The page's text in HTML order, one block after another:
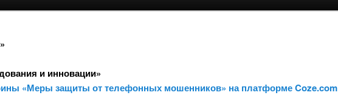
и инновации»
«Меры защиты от телефонных мошенников» на платформе Coze.com